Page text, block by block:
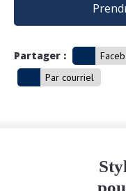
Partager :
Par courriel